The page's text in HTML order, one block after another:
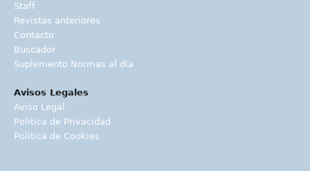
Staff
Revistas anteriores
Contacto
Buscador
Suplemento Normas al día
Avisos Legales
Aviso Legal
Política de Privacidad
Política de Cookies